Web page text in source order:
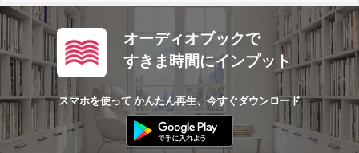
オーディオブックで
すきま時間にインプット
スマホを使って かんたん再生、今すぐダウンロード